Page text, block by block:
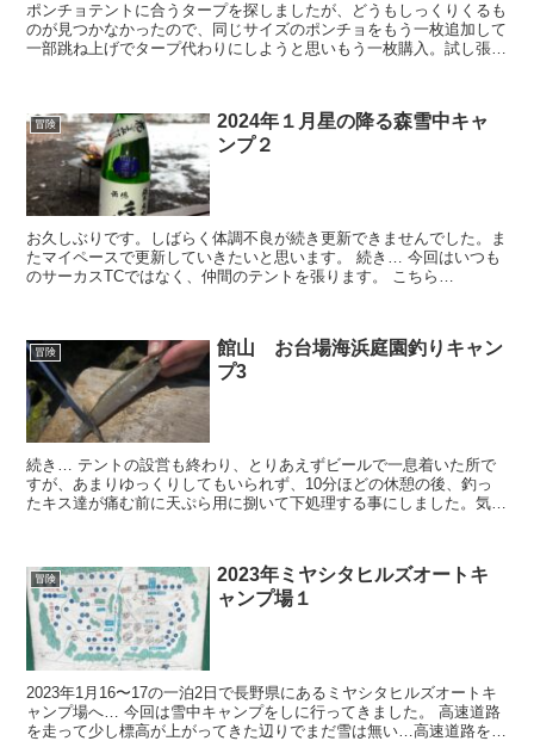
ポンチョテントに合うタープを探しましたが、どうもしっくりくるも
のが見つかなかったので、同じサイズのポンチョをもう一枚追加して
一部跳ね上げでタープ代わりにしようと思いもう一枚購入。試し張り
冒険
2024年１月星の降る森雪中キャ
ンプ２
お久しぶりです。しばらく体調不良が続き更新できませんでした。ま
たマイペースで更新していきたいと思います。 続き… 今回はいつも
のサーカスTCではなく、仲間のテントを張ります。 こちら
冒険
館山 お台場海浜庭園釣りキャン
プ3
続き… テントの設営も終わり、とりあえずビールで一息着いた所で
すが、あまりゆっくりしてもいられず、10分ほどの休憩の後、釣っ
たキス達が痛む前に天ぷら用に捌いて下処理する事にしました。気温
冒険
2023年ミヤシタヒルズオートキ
ャンプ場１
2023年1月16〜17の一泊2日で長野県にあるミヤシタヒルズオートキ
ャンプ場へ… 今回は雪中キャンプをしに行ってきました。 高速道路
を走って少し標高が上がってきた辺りでまだ雪は無い…高速道路を降